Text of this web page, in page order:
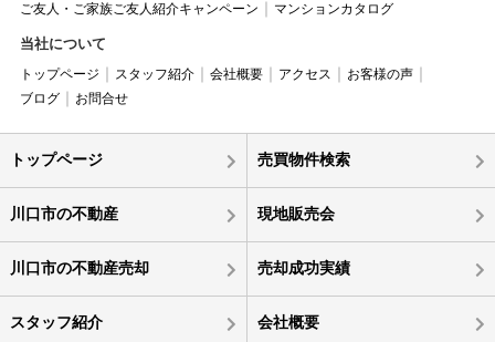
ご友人・ご家族ご友人紹介キャンペーン
マンションカタログ
当社について
トップページ スタッフ紹介 会社概要 アクセス
お客様の声
ブログ
お問合せ
トップページ 売買物件検索
川口市の不動産 現地販売会
川口市の不動産売却 売却成功実績
スタッフ紹介 会社概要